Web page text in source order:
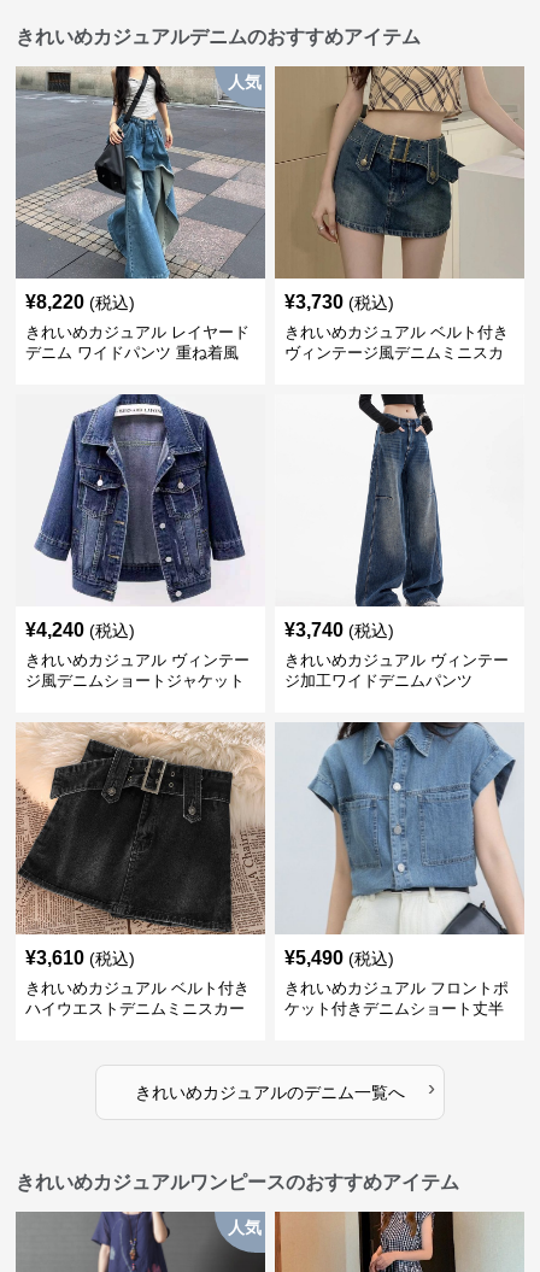
きれいめカジュアルデニムのおすすめアイテム
人気
¥8,220 (税込)
きれいめカジュアル レイヤード
デニム ワイドパンツ 重ね着風
¥3,730 (税込)
きれいめカジュアル ベルト付き
ヴィンテージ風デニムミニスカ
¥4,240 (税込)
きれいめカジュアル ヴィンテー
ジ風デニムショートジャケット
¥3,740 (税込)
きれいめカジュアル ヴィンテー
ジ加工ワイドデニムパンツ
¥3,610 (税込)
きれいめカジュアル ベルト付き
ハイウエストデニムミニスカー
¥5,490 (税込)
きれいめカジュアル フロントポ
ケット付きデニムショート丈半
きれいめカジュアルのデニム一覧へ ›
きれいめカジュアルワンピースのおすすめアイテム
人気